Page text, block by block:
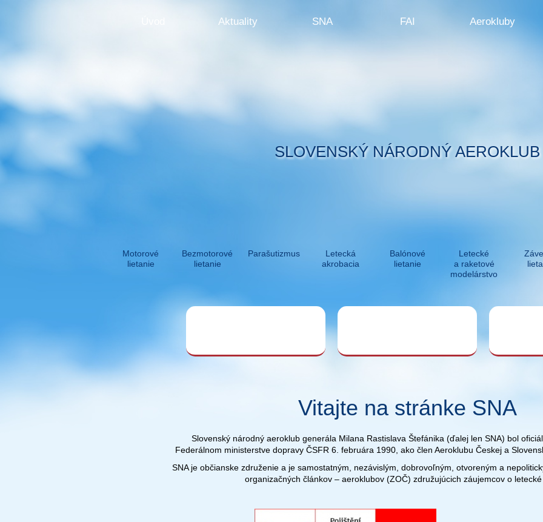
SLOVENSKÝ NÁRODNÝ AEROKLUB
Aktuality SNA FAI Aerokluby
Motorové
lietanie
Bezmotorové
lietanie
Parašutizmus
Letecká
akrobacia
Balónové
lietanie
Letecké
a raketové
modelárstvo
Vitajte na stránke SNA
Slovenský národný aeroklub generála Milana Rastislava Štefánika (ďalej len SNA) bol
Federálnom ministerstve dopravy ČSFR 6. februára 1990, ako člen Aeroklubu Českej a
SNA je občianske združenie a je samostatným, nezávislým, dobrovoľným, otvoreným a
organizačných článkov – aeroklubov (ZOČ) združujúcich záujemcov o letecké